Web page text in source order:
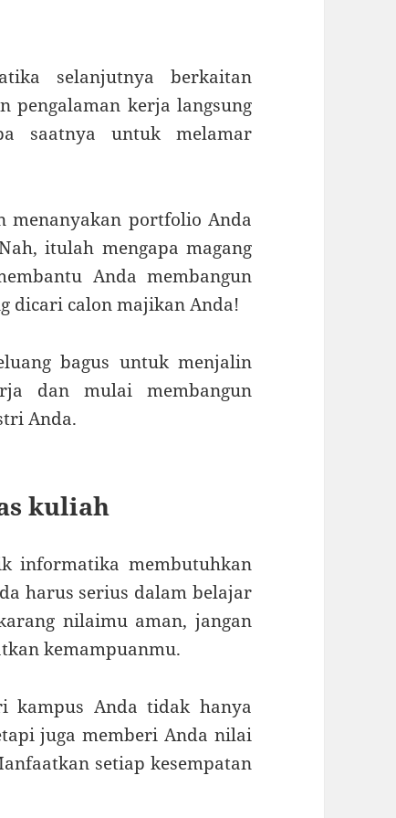
selanjutnya berkaitan
pengalaman kerja langsung
saatnya untuk melamar
menanyakan portfolio Anda
itulah mengapa magang
Anda membangun
dicari calon majikan Anda!
bagus untuk menjalin
dan mulai membangun
Anda.
kuliah
informatika membutuhkan
harus serius dalam belajar
nilaimu aman, jangan
kemampuanmu.
kampus Anda tidak hanya
juga memberi Anda nilai
setiap kesempatan